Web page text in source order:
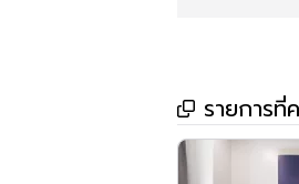
ที่ตั้ง ซอยสุขุมวิท
สนใจติดต่อ คุณเอ๋
รายการที่